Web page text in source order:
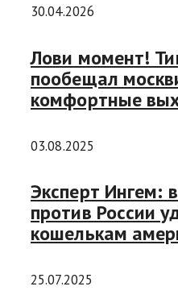
30.04.2026
Лови момент!
пообещал
комфортные
03.08.2025
Эксперт Ингем:
против России
кошелькам
25.07.2025